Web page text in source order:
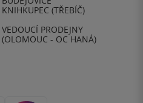
KNIHKUPEC (TŘEBÍČ)
VEDOUCÍ PRODEJNY
(OLOMOUC - OC HANÁ)